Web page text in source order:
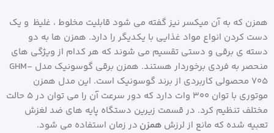
همزن که به آن میکسر نیز گفته می شود قابلیت مخلوط ، غلیظ و یک
دست کردن انواع مواد غذایی با یکدیگر را دارد. همزن ها به دو
دسته ی برقی و دستی تقسیم می شوند که هر کدام از ویژگی های
منحصر به فردی برخوردار هستند. همزن برقی گوسونیک مدل GHM-
705 محصولی کاربردی از برند گوسونیک است. این مدل همزن
موتوری با توان 300 وات دارد که دور سرعت آن را می توان در 5 حالت
مختلف تنظیم کرد. در قسمت زیرین دستگاه پایه های ضد لغزش
تعبیه شده که مانع از لرزش همزن در زمان استفاده می شود.